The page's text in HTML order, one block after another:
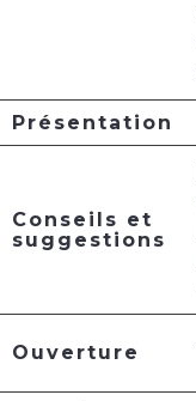
Présentation
Conseils et
suggestions
Ouverture